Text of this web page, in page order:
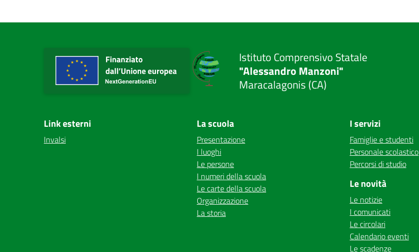
Istituto Comprensivo Statale
"Alessandro Manzoni"
Maracalagonis (CA)
Link esterni
Invalsi
La scuola
Presentazione
I luoghi
Le persone
I numeri della scuola
Le carte della scuola
Organizzazione
La storia
I servizi
Famiglie e studenti
Personale scolastico
Percorsi di studio
Le novità
Le notizie
I comunicati
Le circolari
Calendario eventi
Le scadenze